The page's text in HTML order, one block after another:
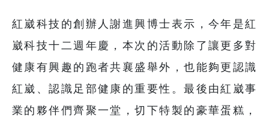
紅崴科技的創辦人謝進興博士表示，今年是紅
崴科技十二週年慶，本次的活動除了讓更多對
健康有興趣的跑者共襄盛舉外，也能夠更認識
紅崴、認識足部健康的重要性。最後由紅崴事
業的夥伴們齊聚一堂，切下特製的豪華蛋糕，